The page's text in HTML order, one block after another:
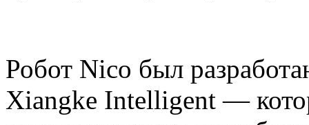
Робот Nico был
Xiangke Intelligent —